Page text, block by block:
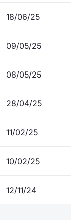
18/06/25
09/05/25
08/05/25
28/04/25
11/02/25
10/02/25
12/11/24